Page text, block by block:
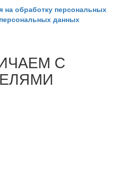
на обработку персональных
данных
С